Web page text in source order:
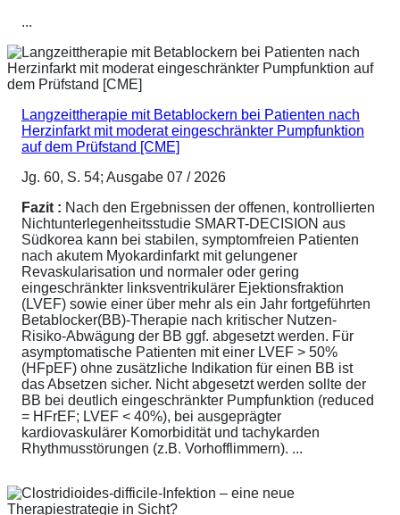
...
Langzeittherapie mit Betablockern bei Patienten nach
Herzinfarkt mit moderat eingeschränkter Pumpfunktion
auf dem Prüfstand [CME]
Jg. 60, S. 54; Ausgabe 07 / 2026
Fazit : Nach den Ergebnissen der offenen, kontrollierten
Nichtunterlegenheitsstudie SMART-DECISION aus
Südkorea kann bei stabilen, symptomfreien Patienten
nach akutem Myokardinfarkt mit gelungener
Revaskularisation und normaler oder gering
eingeschränkter linksventrikulärer Ejektionsfraktion
(LVEF) sowie einer über mehr als ein Jahr fortgeführten
Betablocker(BB)-Therapie nach kritischer Nutzen-
Risiko-Abwägung der BB ggf. abgesetzt werden. Für
asymptomatische Patienten mit einer LVEF > 50%
(HFpEF) ohne zusätzliche Indikation für einen BB ist
das Absetzen sicher. Nicht abgesetzt werden sollte der
BB bei deutlich eingeschränkter Pumpfunktion (reduced
= HFrEF; LVEF < 40%), bei ausgeprägter
kardiovaskulärer Komorbidität und tachykarden
Rhythmusstörungen (z.B. Vorhofflimmern). ...